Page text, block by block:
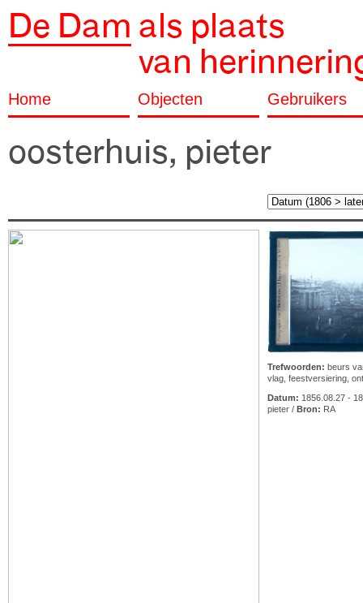
De Dam als plaats
van
Home Objecten Gebruikers
oosterhuis, pieter
Trefwoorden: beurs
vlag feestversiering
Datum: 1856.08.27 -
pieter / Bron: RA